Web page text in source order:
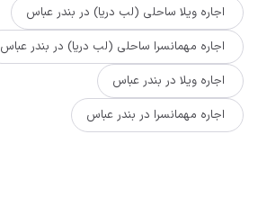
اجاره ویلا ساحلی (لب دریا) در بندر عباس
اجاره مهمانسرا ساحلی (لب دریا) در بندر عباس
اجاره ویلا در بندر عباس
اجاره مهمانسرا در بندر عباس